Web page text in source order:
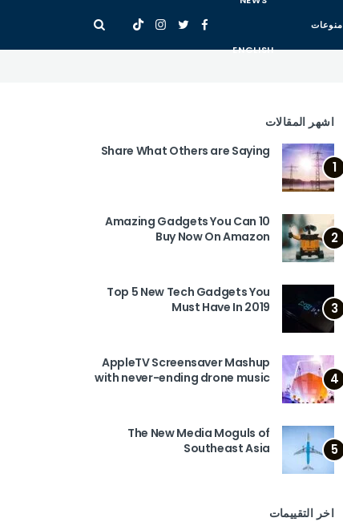
منوعات
ENGLISH
اشهر المقالات
1
Share What Others are Saying
2
10 Amazing Gadgets You Can
Buy Now On Amazon
3
Top 5 New Tech Gadgets You
Must Have In 2019
4
AppleTV Screensaver Mashup
with never-ending drone music
5
The New Media Moguls of
Southeast Asia
اخر التقييمات